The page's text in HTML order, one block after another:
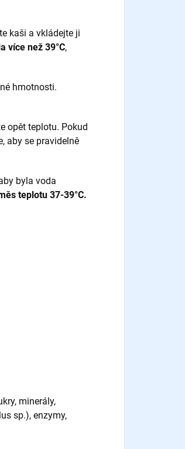
kaši a vkládejte ji
více než 39°C,
hmotnosti.
opět teplotu. Pokud
aby se pravidelně
byla voda
teplotu 37-39°C.
minerály,
sp.), enzymy,